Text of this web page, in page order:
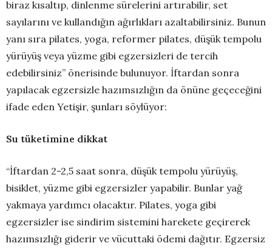
biraz kısaltıp, dinlenme sürelerini artırabilir, set
sayılarını ve kullandığın ağırlıkları azaltabilirsiniz. Bunun
yanı sıra pilates, yoga, reformer pilates, düşük tempolu
yürüyüş veya yüzme gibi egzersizleri de tercih
edebilirsiniz” önerisinde bulunuyor. İftardan sonra
yapılacak egzersizle hazımsızlığın da önüne geçeceğini
ifade eden Yetişir, şunları söylüyor:
Su tüketimine dikkat
“İftardan 2-2,5 saat sonra, düşük tempolu yürüyüş,
bisiklet, yüzme gibi egzersizler yapabilir. Bunlar yağ
yakmaya yardımcı olacaktır. Pilates, yoga gibi
egzersizler ise sindirim sistemini harekete geçirerek
hazımsızlığı giderir ve vücuttaki ödemi dağıtır. Egzersiz